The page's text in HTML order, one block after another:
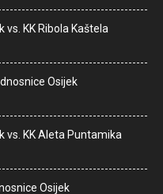
vs. KK Ribola Kaštela
Osijek
vs. KK Aleta Puntamika
Osijek